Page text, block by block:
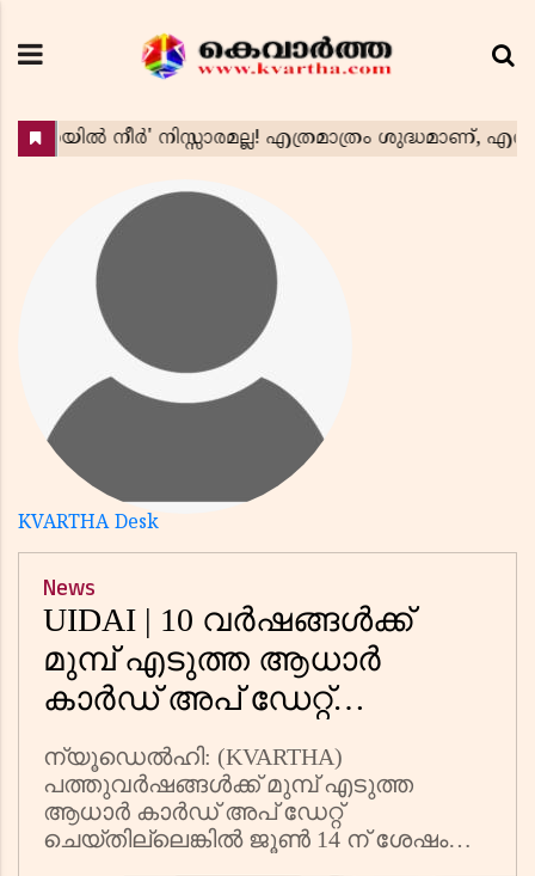
KVARTHA Desk
News
UIDAI | 10 വര്‍ഷങ്ങള്‍ക്ക്
മുമ്പ് എടുത്ത ആധാര്‍
കാര്‍ഡ് അപ് ഡേറ്റ്
ചെയ്തില്ലെങ്കില്‍
അസാധുവാകുമോ? വ്യാജ
പ്രചാരണങ്ങള്‍ക്കെതിരെ
യുഐഡിഎഐ
ന്യൂഡെല്‍ഹി: (KVARTHA)
പത്തുവര്‍ഷങ്ങള്‍ക്ക് മുമ്പ് എടുത്ത
ആധാര്‍ കാര്‍ഡ് അപ് ഡേറ്റ്
ചെയ്തില്ലെങ്കില്‍ ജൂണ്‍ 14 ന് ശേഷം